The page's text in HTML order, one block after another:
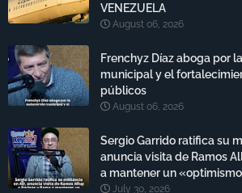
VENEZUELA
August 06, 2026
Frenchyz Díaz aboga por
municipal y el
públicos
August 06, 2026
Sergio Garrido ratifica su
anuncia visita de Ramos
a mantener un
July 30, 2026